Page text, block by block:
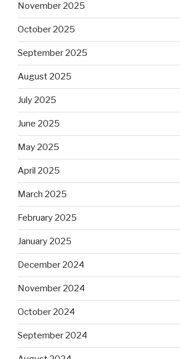
November 2025
October 2025
September 2025
August 2025
July 2025
June 2025
May 2025
April 2025
March 2025
February 2025
January 2025
December 2024
November 2024
October 2024
September 2024